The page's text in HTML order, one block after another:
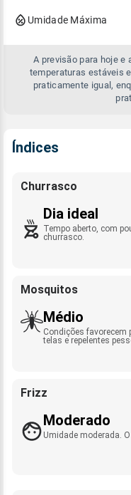
Umidade Máxima
A previsão para hoje e
temperaturas estáveis
praticamente igual,
Índices
Churrasco
Dia ideal
Tempo aberto, com
churrasco.
Mosquitos
Médio
Condições favorecem
telas e repelentes
Frizz
Moderado
Umidade moderada.